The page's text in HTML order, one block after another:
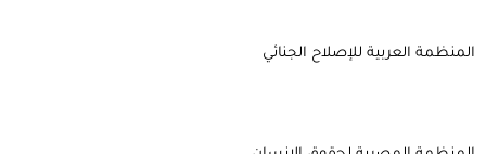
المنظمة العربية للإصلاح الجنائي